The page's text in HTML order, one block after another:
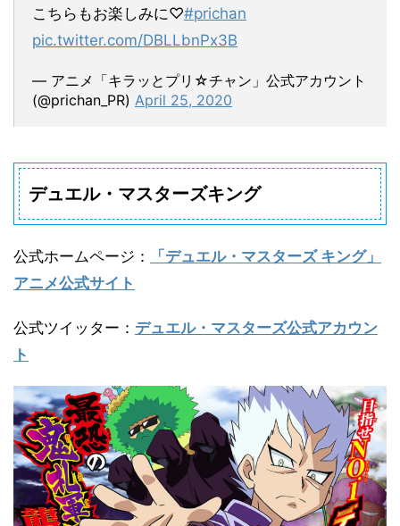
こちらもお楽しみに♡#prichan
pic.twitter.com/DBLLbnPx3B
— アニメ「キラッとプリ☆チャン」公式アカウント
(@prichan_PR) April 25, 2020
デュエル・マスターズキング
公式ホームページ ：
「デュエル・マスターズ キング」
アニメ公式サイト
公式ツイッター ： デュエル・マスターズ公式アカウン
ト